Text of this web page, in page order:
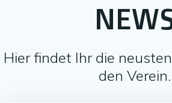
Hier findet Ihr die
den Verein.